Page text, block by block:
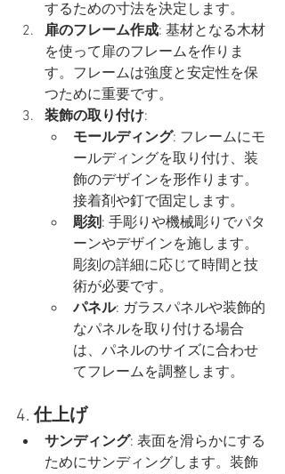
するための寸法を決定します。
扉のフレーム作成: 基材となる木材
を使って扉のフレームを作りま
す。フレームは強度と安定性を保
つために重要です。
装飾の取り付け:
モールディング: フレームにモ
ールディングを取り付け、装
飾のデザインを形作ります。
接着剤や釘で固定します。
彫刻: 手彫りや機械彫りでパタ
ーンやデザインを施します。
彫刻の詳細に応じて時間と技
術が必要です。
パネル: ガラスパネルや装飾的
なパネルを取り付ける場合
は、パネルのサイズに合わせ
てフレームを調整します。
4. 仕上げ
サンディング: 表面を滑らかにする
ためにサンディングします。装飾